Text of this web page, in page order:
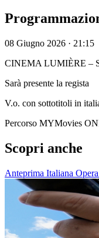
08 Giugno 2026 · 21:15
CINEMA LUMIÈRE –
Sarà presente la regista
V.o. con sottotitoli in
Percorso MYMovies
Scopri anche
Anteprima Italiana